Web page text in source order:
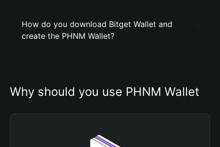
How do you download Bitget Wallet and
create the PHNM Wallet?
Why should you use PHNM Wallet